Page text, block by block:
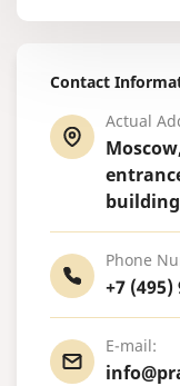
Contact
Actual
Phone
+7 (495)
E-mail: